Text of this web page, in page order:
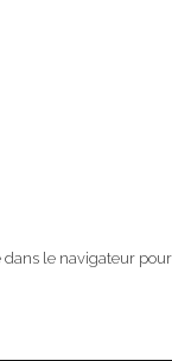
le navigateur pour